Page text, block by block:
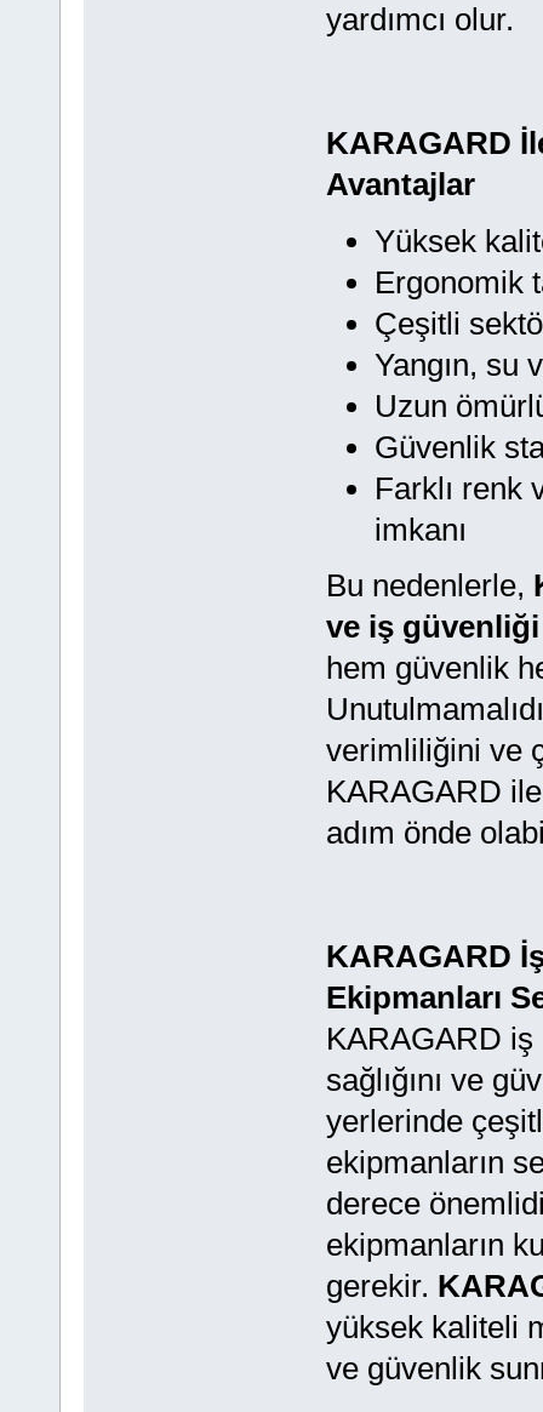
yardımcı olur.
KARAGARD
Avantajlar
Yüksek
Ergonomik
Çeşitli
Yangın, su
Uzun
Güvenlik
Farklı renk
imkanı
Bu nedenlerle,
ve iş
hem güvenlik
verimliliğini ve
KARAGARD
adım önde
KARAGARD
Ekipmanları
KARAGARD iş
sağlığını ve
yerlerinde
ekipmanların
derece
ekipmanların
gerekir.
yüksek kaliteli
ve güvenlik